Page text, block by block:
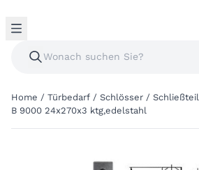
Home / Türbedarf / Schlösser /
B 9000 24x270x3 ktg,edelstahl